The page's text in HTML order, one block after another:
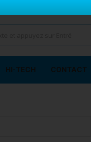
HI-TECH CONTACT